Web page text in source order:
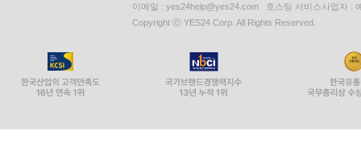
이메일 : yes24help@yes24.com 호스팅 서비스사업자 :
Copyright ⓒ YES24 Corp. All Rights Reserved.